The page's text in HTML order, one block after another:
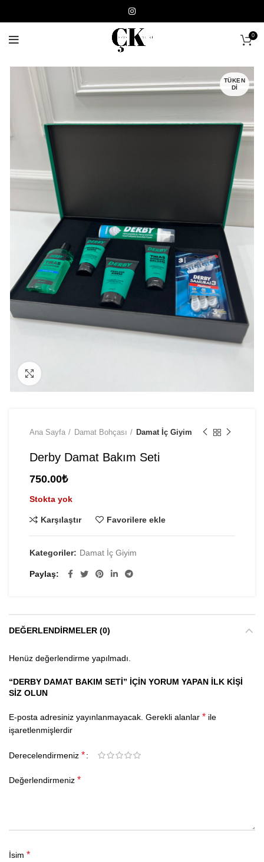
0
TÜKEN
DI
Ana Sayfa Damat Bohçası Damat İç Giyim
Derby Damat Bakım Seti
750.00₺
Stokta yok
Karşılaştır Favorilere ekle
Kategoriler: Damat İç Giyim
Paylaş
DEĞERLENDIRMELER (0)
Henüz değerlendirme yapılmadı.
“DERBY DAMAT BAKIM SETI” IÇIN YORUM YAPAN ILK KIŞI
SIZ OLUN
E-posta adresiniz yayınlanmayacak. Gerekli alanlar * ile
işaretlenmişlerdir
Derecelendirmeniz *
Değerlendirmeniz *
İsim *